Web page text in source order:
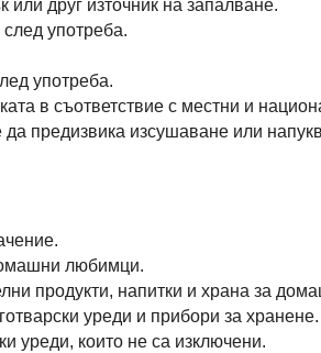
друг източник на запалване.
употреба.
употреба.
в съответствие с местни и
предизвика изсушаване или
любимци.
продукти, напитки и храна за
уреди и прибори за хранене.
уреди, които не са изключени.